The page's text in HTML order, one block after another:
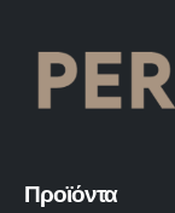
Προϊόντα